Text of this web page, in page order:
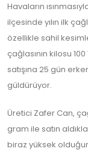
Havaların
ilçesinde yılın ilk
özellikle sahil
çağlasının kilosu
satışına 25 gün
güldürüyor.
Üretici Zafer Can,
gram ile satın
biraz yüksek